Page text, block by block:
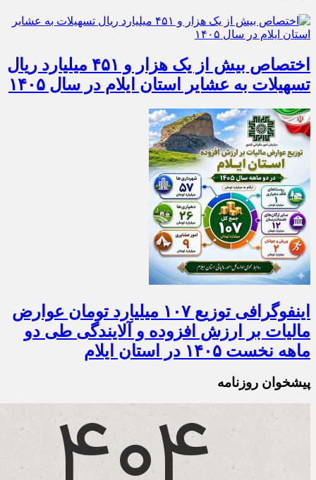
اختصاص بیش از یک هزار و ۴۵۱ میلیارد ریال
تسهیلات به عشایر استان ایلام در سال ۱۴۰۵
اینفوگرافی توزیع ۱۰۷ میلیارد تومان عوارض
مالیات بر ارزش افزوده و آلایندگی طی دو
ماهه نخست ۱۴۰۵ در استان ایلام
پیشخوان روزنامه